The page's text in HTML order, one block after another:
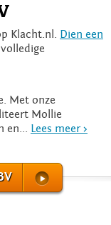
Klacht.nl. Dien een
Met onze
Mollie
en... Lees meer >